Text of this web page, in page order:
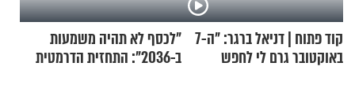
קוד פתוח | דניאל ברגר: "ה-7
באוקטובר גרם לי לחפש
"לכסף לא תהיה משמעות
ב-2036": התחזית הדרמטית